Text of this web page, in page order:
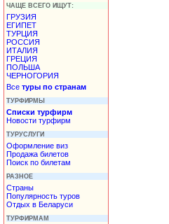
ЧАЩЕ ВСЕГО ИЩУТ:
ГРУЗИЯ
ЕГИПЕТ
ТУРЦИЯ
РОССИЯ
ИТАЛИЯ
ГРЕЦИЯ
ПОЛЬША
ЧЕРНОГОРИЯ
Все туры по странам
ТУРФИРМЫ
Списки турфирм
Новости турфирм
ТУРУСЛУГИ
Оформление виз
Продажа билетов
Поиск по билетам
РАЗНОЕ
Страны
Популярность туров
Отдых в Беларуси
ТУРФИРМАМ